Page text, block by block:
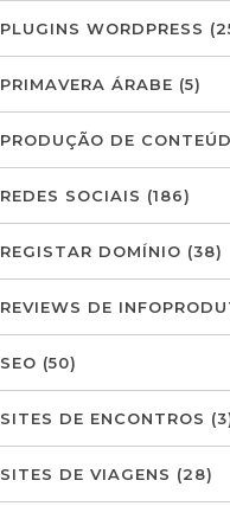
PLUGINS WORDPRESS
PRIMAVERA ÁRABE (5)
PRODUÇÃO DE
REDES SOCIAIS (186)
REGISTAR DOMÍNIO (38)
REVIEWS DE
SEO (50)
SITES DE ENCONTROS
SITES DE VIAGENS (28)